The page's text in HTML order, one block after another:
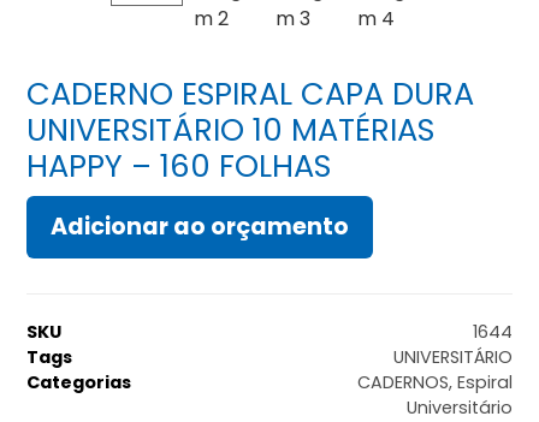
CADERNO ESPIRAL CAPA DURA
UNIVERSITÁRIO 10 MATÉRIAS
HAPPY – 160 FOLHAS
Adicionar ao orçamento
SKU
1644
Tags
UNIVERSITÁRIO
Categorias
CADERNOS, Espiral
Universitário